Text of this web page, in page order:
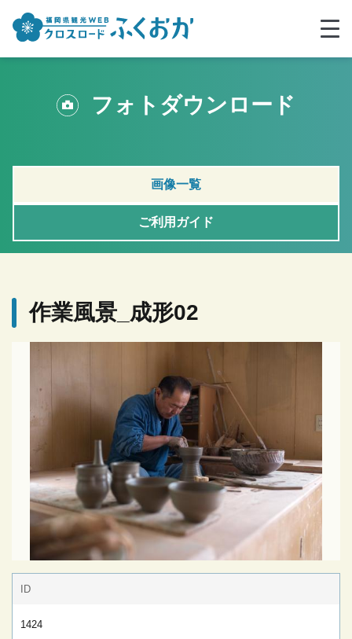
フォトダウンロード
画像一覧
ご利用ガイド
作業風景_成形02
ID
1424